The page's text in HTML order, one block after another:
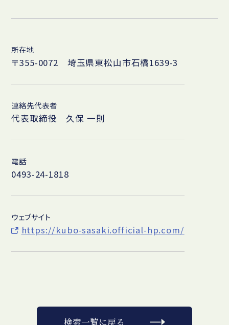
所在地
〒355-0072 埼玉県東松山市石橋1639-3
連絡先代表者
代表取締役 久保 一則
電話
0493-24-1818
ウェブサイト
https://kubo-sasaki.official-hp.com/
検索一覧に戻る